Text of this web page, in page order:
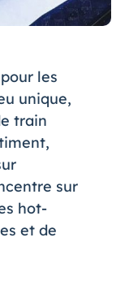
les
unique,
train
sur
hot-
et de